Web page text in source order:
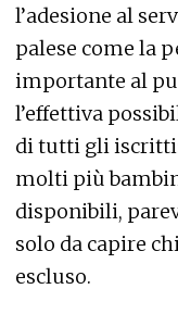
l’adesione al
palese come la
importante al
l’effettiva
di tutti gli
molti più
disponibili,
solo da capire
escluso.